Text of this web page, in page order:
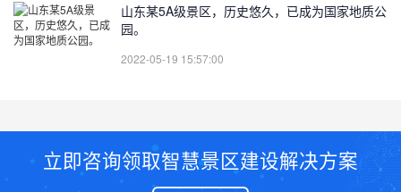
山东某5A级景区，历史悠久，已成为国家地质公
园。
2022-05-19 15:57:00
立即咨询领取智慧景区建设解决方案